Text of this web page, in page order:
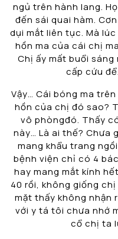
ngủ trên hành lang.
đến sái quai hàm.
dụi mắt liên tục. Mà
hồn ma của cái chị
Chị ấy mất buổi
cấp cứu
Vậy… Cái bóng ma
hồn của chị đó sao?
vô phòngđó. Thấy
này… Là ai thế? Chưa
mang khẩu trang
bệnh viện chỉ có 4
hay mang mắt kính
40 rồi, không giống
mặt thấy không nhận
với y tá tôi chưa nhớ
cổ chị ta